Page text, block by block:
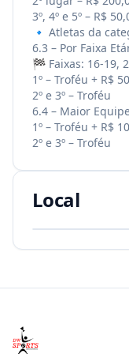
3º, 4º e 5º – R$
🔹 Atletas da
6.3 – Por Faixa
🏁 Faixas: 16-19,
1º – Troféu + R$
2º e 3º – Troféu
6.4 – Maior
1º – Troféu + R$
2º e 3º – Troféu
Local